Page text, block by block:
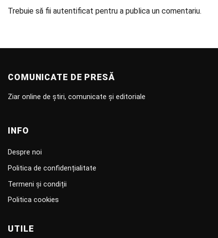
Trebuie să fii autentificat pentru a publica un comentariu.
COMUNICATE DE PRESĂ
Ziar online de știri, comunicate și editoriale
INFO
Despre noi
Politica de confidențialitate
Termeni și condiții
Politica cookies
UTILE